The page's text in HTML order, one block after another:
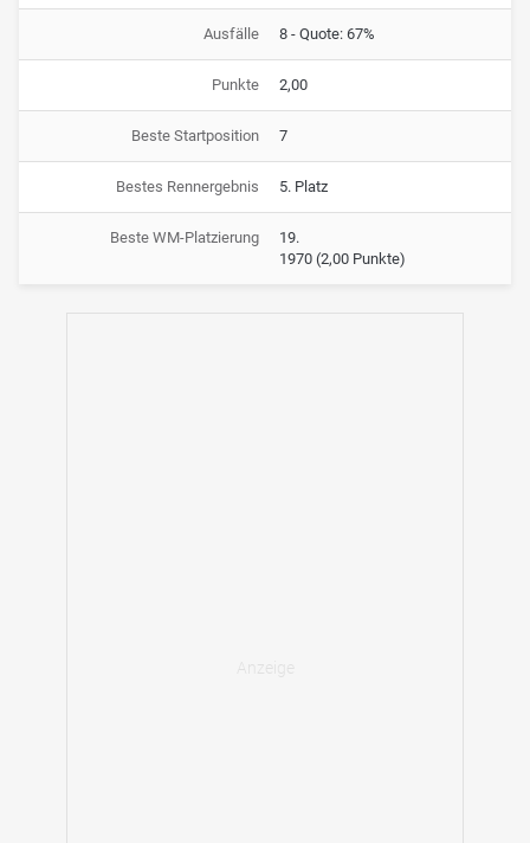
Ausfälle 8 - Quote: 67%
Punkte 2,00
Beste Startposition 7
Bestes Rennergebnis 5. Platz
Beste WM-Platzierung
19.
1970 (2,00 Punkte)